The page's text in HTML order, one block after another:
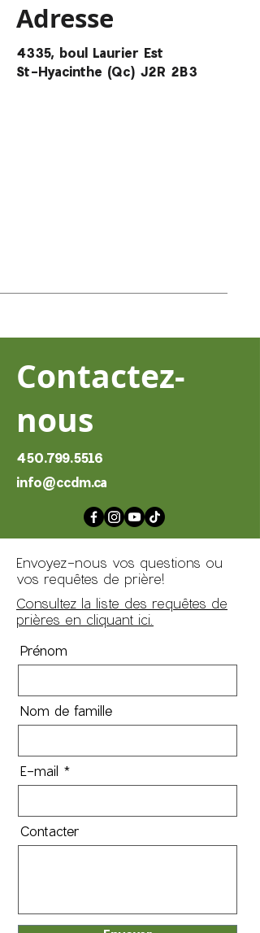
Adresse
4335, boul Laurier Est
St-Hyacinthe (Qc) J2R 2B3
Contactez-
nous
450.799.5516
info@ccdm.ca
Envoyez-nous vos questions ou
vos requêtes de prière!
Consultez la liste des requêtes de
prières en cliquant ici.
Prénom
Nom de famille
E-mail
Contacter